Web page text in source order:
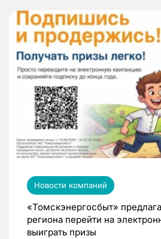
Новости компаний
«Томскэнергосбыт»
региона перейти на
выиграть призы